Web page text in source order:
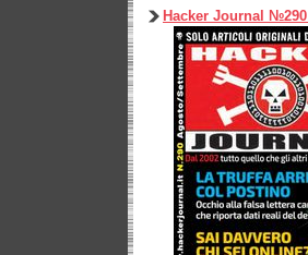
Hacker Journal №290